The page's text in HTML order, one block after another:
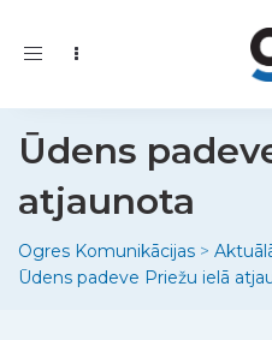
Toggle
Ūdens
atjaunota
Ogres Komunikācijas >
Ūdens padeve Priežu ielā